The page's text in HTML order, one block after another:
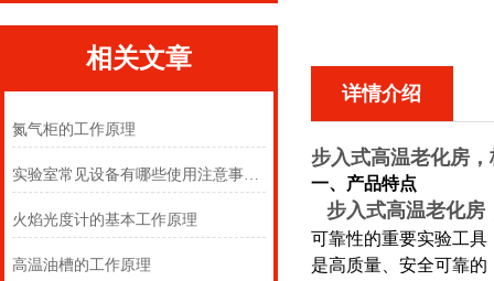
相关文章
氮气柜的工作原理
实验室常见设备有哪些使用注意事项？
火焰光度计的基本工作原理
高温油槽的工作原理
详情介绍
步入式高温老化房
一、 产品特点
步入式高温老化房
可靠性的重要实验工
是高质量、安全可靠